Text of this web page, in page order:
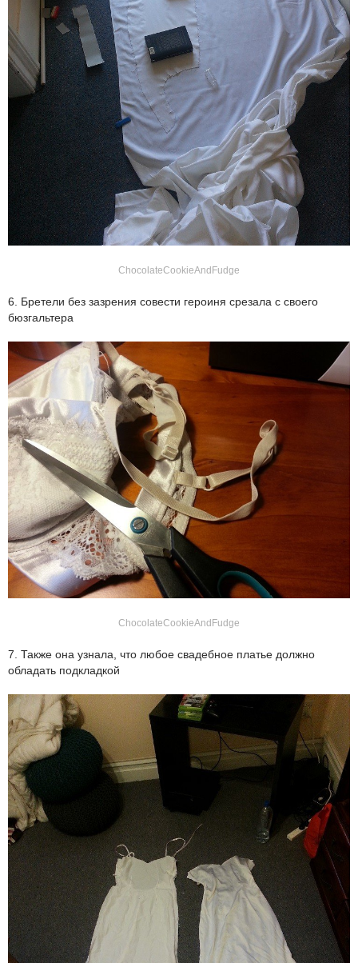
ChocolateCookieAndFudge
6. Бретели без зазрения совести героиня срезала с своего
бюзгальтера
ChocolateCookieAndFudge
7. Также она узнала, что любое свадебное платье должно
обладать подкладкой